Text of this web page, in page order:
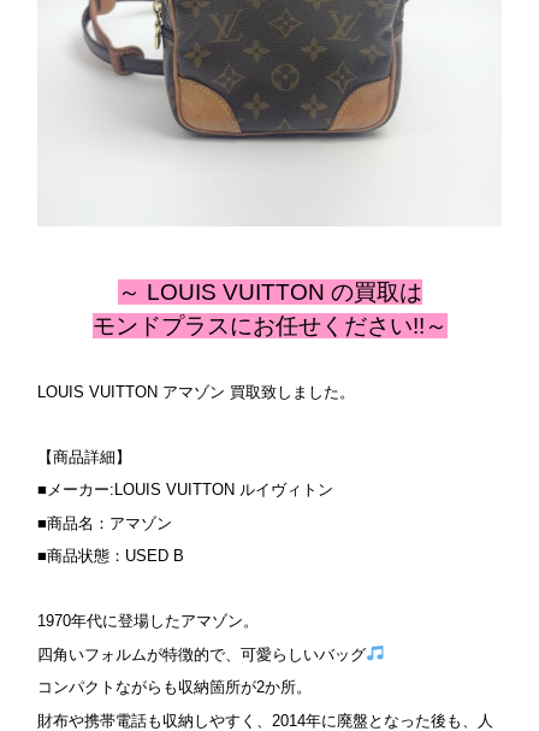
～ LOUIS VUITTON の買取は
モンドプラスにお任せください!!～
LOUIS VUITTON アマゾン 買取致しました。
【商品詳細】
■メーカー:LOUIS VUITTON ルイヴィトン
■商品名：アマゾン
■商品状態：USED B
1970年代に登場したアマゾン。
四角いフォルムが特徴的で、可愛らしいバッグ
コンパクトながらも収納箇所が2か所。
財布や携帯電話も収納しやすく、2014年に廃盤となった後も、人